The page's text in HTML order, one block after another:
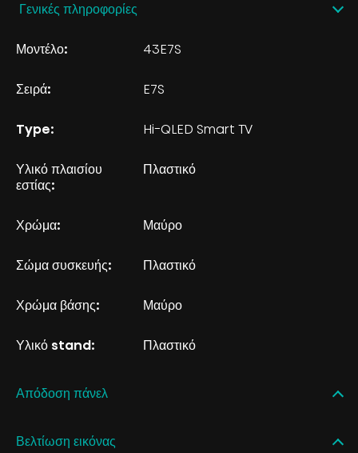
Γενικές πληροφορίες
Μοντέλο: 43E7S
Σειρά: E7S
Type: Hi-QLED Smart TV
Υλικό πλαισίου
εστίας:
Πλαστικό
Χρώμα: Μαύρο
Σώμα συσκευής: Πλαστικό
Χρώμα βάσης: Μαύρο
Υλικό stand: Πλαστικό
Απόδοση πάνελ
Βελτίωση εικόνας